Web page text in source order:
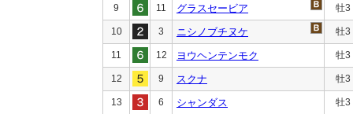
9 11 グラスセービア 牡3
10 3 ニシノブチヌケ 牡3
11 12 ヨウヘンテンモク 牡3
12 9 スクナ 牡3
13 6 シャンダス 牡3